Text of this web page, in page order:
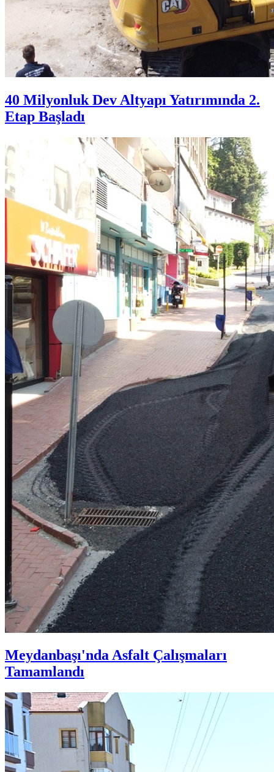
40 Milyonluk Dev Altyapı Yatırımında 2.
Etap Başladı
Meydanbaşı'nda Asfalt Çalışmaları
Tamamlandı